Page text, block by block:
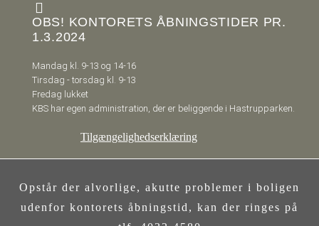
OBS! KONTORETS ÅBNINGSTIDER PR.
1.3.2024
Mandag kl. 9-13 og 14-16
Tirsdag - torsdag kl. 9-13
Fredag lukket
KBS har egen administration, der er beliggende i Hastrupparken.
Tilgængelighedserklæring
Opstår der alvorlige, akutte problemer i boligen
udenfor kontorets åbningstid, kan der ringes på